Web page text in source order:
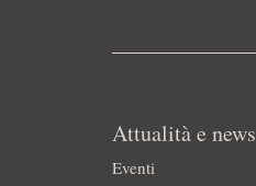
Attualità e news
Eventi